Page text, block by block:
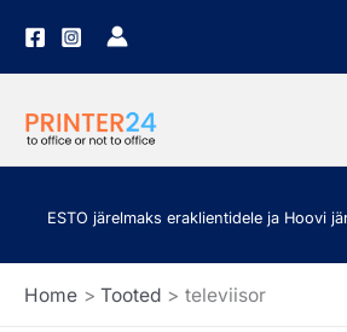
ESTO järelmaks eraklientidele ja Hoovi
Home Tooted televiisor